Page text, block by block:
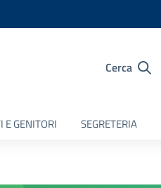
Cerca
E GENITORI SEGRETERIA